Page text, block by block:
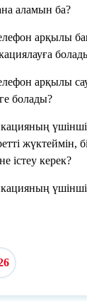
аламын ба?
арқылы
арқылы
болады?
үшінші
жүктеймін,
істеу керек?
үшінші